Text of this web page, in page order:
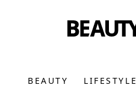
BEAUTY LIFESTYLE